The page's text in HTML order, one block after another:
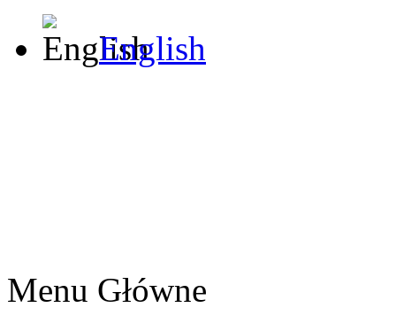
English
Menu Główne